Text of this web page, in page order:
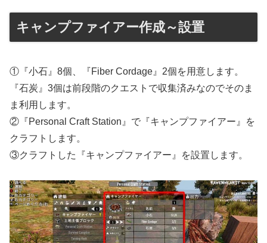
キャンプファイアー作成～設置
①『小石』8個、『Fiber Cordage』2個を用意します。
『石炭』3個は前段階のクエストで収集済みなのでそのま
ま利用します。
②『Personal Craft Station』で『キャンプファイアー』を
クラフトします。
③クラフトした『キャンプファイアー』を設置します。